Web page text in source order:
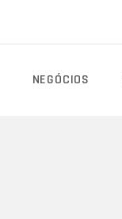
NEGÓCIOS